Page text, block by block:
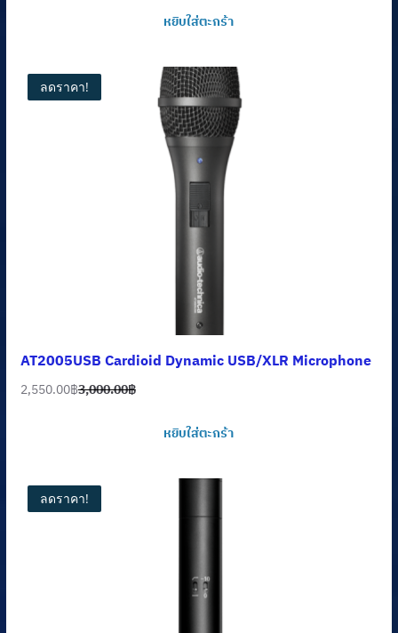
หยิบใส่ตะกร้า
ลดราคา!
AT2005USB Cardioid Dynamic USB/XLR Microphone
3,000.00฿
Original
2,550.00฿
Current
หยิบใส่ตะกร้า
ลดราคา!